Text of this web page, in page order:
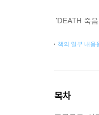
'DEATH 죽
책의 일부 내용
목차